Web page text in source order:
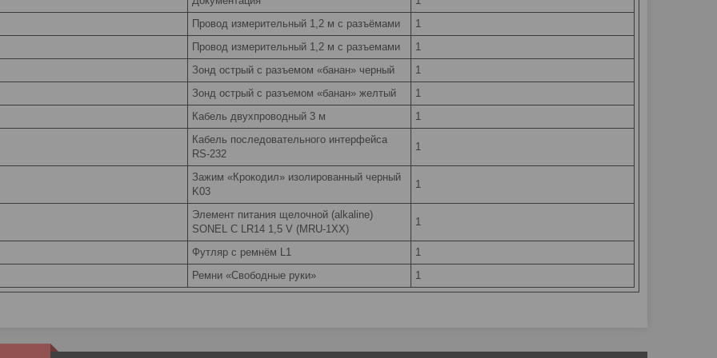
Провод измерительный 1,2 м с разъёмами
1
Провод измерительный 1,2 м с разъемами
1
Зонд острый с разъемом «банан» черный
1
Зонд острый с разъемом «банан» желтый
1
Кабель двухпроводный 3 м 1
Кабель последовательного интерфейса
RS-232
1
Зажим «Крокодил» изолированный черный
K03
1
Элемент питания щелочной (alkaline)
SONEL C LR14 1,5 V (MRU-1XX)
1
Футляр с ремнём L1
1
Ремни «Свободные руки» 1